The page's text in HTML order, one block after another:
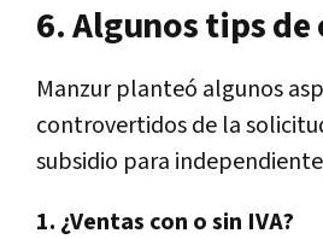
6. Algunos tips de
Manzur planteó algunos
controvertidos de la
subsidio para
1. ¿Ventas con o sin IVA?